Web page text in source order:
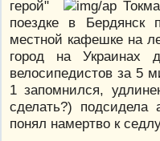
герой"
поездке в Бердянск
местной кафешке на
город на Украинах
велосипедистов за 5
1 запомнился,
сделать?) подсидела
понял намертво к